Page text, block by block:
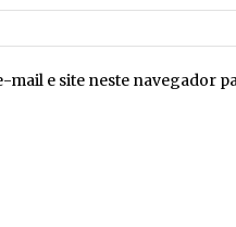
mail e site neste navegador